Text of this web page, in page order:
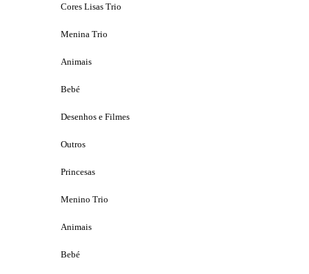
Cores Lisas Trio
Menina Trio
Animais
Bebé
Desenhos e Filmes
Outros
Princesas
Menino Trio
Animais
Bebé